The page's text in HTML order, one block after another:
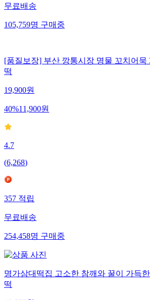
무료배송
105,759명구매중
[품질보장] 부산 깡통시장 명물 꼬치어묵
떡
19,900원
40%11,900원
4.7
(6,268)
357적립
무료배송
254,458명구매중
명가삼대떡집 고소한 참깨와 꿀이 가득
떡